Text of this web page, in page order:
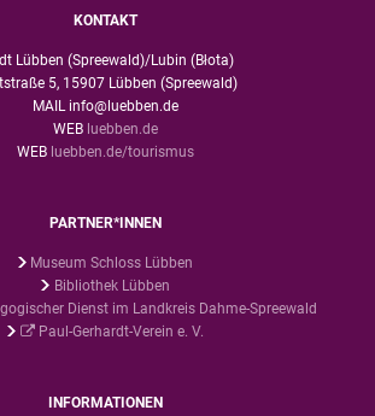
KONTAKT
Lübben (Spreewald)/Lubin (Błota)
5, 15907 Lübben (Spreewald)
MAIL info@luebben.de
WEB luebben.de
WEB luebben.de/tourismus
PARTNER*INNEN
Museum Schloss Lübben
Bibliothek Lübben
Dienst im Landkreis Dahme-Spreewald
Paul-Gerhardt-Verein e. V.
INFORMATIONEN